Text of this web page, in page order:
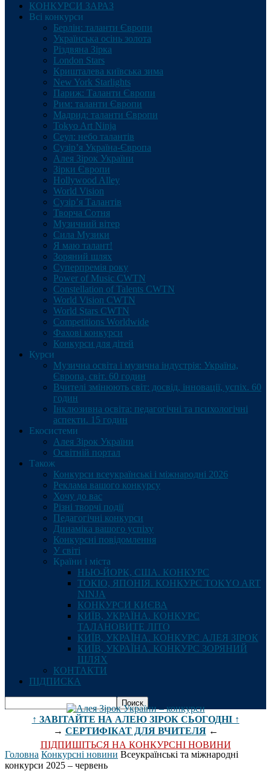
КОНКУРСИ ЗАРАЗ
Всі конкурси
Берлін: таланти Європи
Українська осінь золота
Різдвяна Зірка
London Stars
Кришталева київська зима
New York Starlights
Париж: Таланти Європи
Рим: таланти Європи
Мадрид: таланти Європи
Tokyo Art Ninja
Сеул: небо талантів
Сузір’я Україна-Європа
Алея Зірок України
Зірки Європи
Hollywood Alley
World Vision
Сузір’я Талантів
Творча Сотня
Музичний вітер
Сила Музики
Я маю талант!
Зоряний шлях
Суперпремія року
Power of Music CWTN
Constellation of Talents CWTN
World Vision CWTN
World Stars CWTN
Competitions Worldwide
Фахові конкурси
Конкурси для дітей
Курси
Музична освіта і музична індустрія: Україна,
Європа, світ. 60 годин
Вчителі змінюють світ: досвід, інновації, успіх. 60
годин
Інклюзивна освіта: педагогічні та психологічні
аспекти. 15 годин
Екосистеми
Алея Зірок України
Освітній портал
Також
Конкурси всеукраїнські і міжнародні 2026
Реклама вашого конкурсу
Хочу до вас
Різні творчі події
Педагогічні конкурси
Динаміка вашого успіху
Конкурсні повідомлення
У світі
Країни і міста
НЬЮ-ЙОРК, США. КОНКУРС
ТОКІО, ЯПОНІЯ. КОНКУРС TOKYO ART
NINJA
КОНКУРСИ КИЄВА
КИЇВ, УКРАЇНА. КОНКУРС
ТАЛАНОВИТЕ ЛІТО
КИЇВ, УКРАЇНА. КОНКУРС АЛЕЯ ЗІРОК
КИЇВ, УКРАЇНА. КОНКУРС ЗОРЯНИЙ
ШЛЯХ
КОНТАКТИ
ПІДПИСКА
↑ ЗАВІТАЙТЕ НА АЛЕЮ ЗІРОК СЬОГОДНІ ↑
→ СЕРТИФІКАТ ДЛЯ ВЧИТЕЛЯ←
ПІДПИШІТЬСЯ НА КОНКУРСНІ НОВИНИ
Головна Конкурсні новини Всеукраїнські та міжнародні
конкурси 2025 – червень